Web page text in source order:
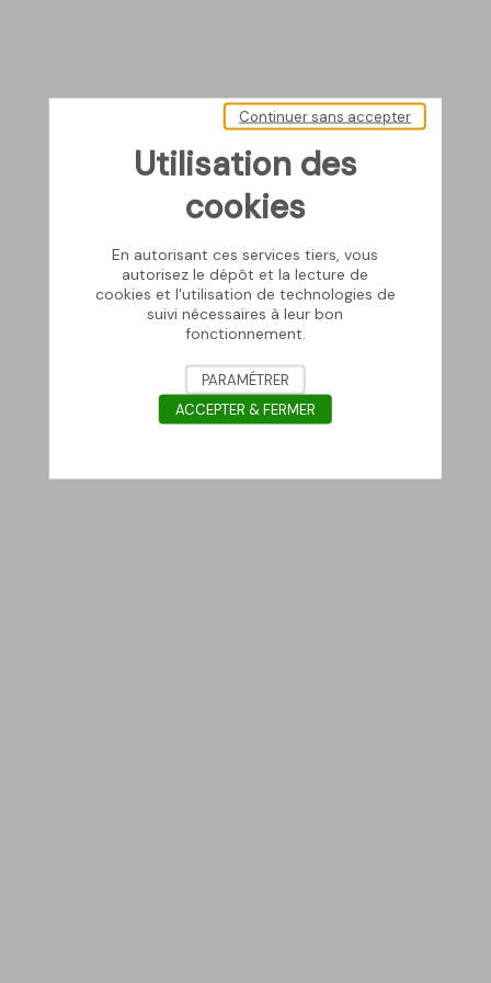
Utilisation des
cookies
En autorisant ces services tiers, vous
autorisez le dépôt et la lecture de
cookies et l'utilisation de technologies de
suivi nécessaires à leur bon
fonctionnement.
Continuer sans accepter
PARAMÉTRER
ACCEPTER & FERMER